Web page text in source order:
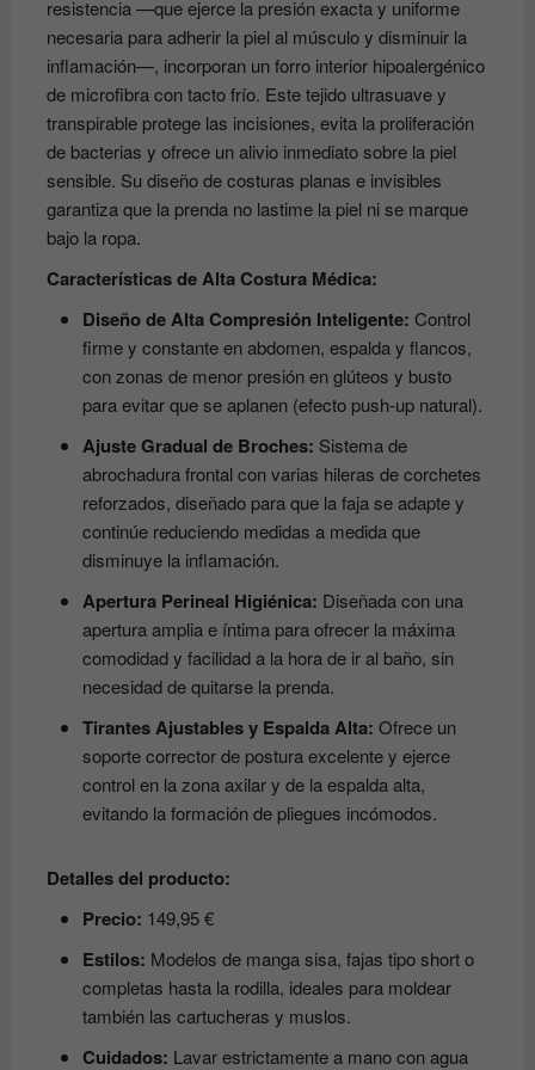
resistencia —que ejerce la presión exacta y uniforme
necesaria para adherir la piel al músculo y disminuir la
inflamación—, incorporan un forro interior hipoalergénico
de microfibra con tacto frío. Este tejido ultrasuave y
transpirable protege las incisiones, evita la proliferación
de bacterias y ofrece un alivio inmediato sobre la piel
sensible. Su diseño de costuras planas e invisibles
garantiza que la prenda no lastime la piel ni se marque
bajo la ropa.
Características de Alta Costura Médica:
Diseño de Alta Compresión Inteligente: Control
firme y constante en abdomen, espalda y flancos,
con zonas de menor presión en glúteos y busto
para evitar que se aplanen (efecto push-up natural).
Ajuste Gradual de Broches: Sistema de
abrochadura frontal con varias hileras de corchetes
reforzados, diseñado para que la faja se adapte y
continúe reduciendo medidas a medida que
disminuye la inflamación.
Apertura Perineal Higiénica: Diseñada con una
apertura amplia e íntima para ofrecer la máxima
comodidad y facilidad a la hora de ir al baño, sin
necesidad de quitarse la prenda.
Tirantes Ajustables y Espalda Alta: Ofrece un
soporte corrector de postura excelente y ejerce
control en la zona axilar y de la espalda alta,
evitando la formación de pliegues incómodos.
Detalles del producto:
Precio: 149,95 €
Estilos: Modelos de manga sisa, fajas tipo short o
completas hasta la rodilla, ideales para moldear
también las cartucheras y muslos.
Cuidados: Lavar estrictamente a mano con agua